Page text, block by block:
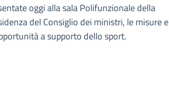
oggi alla sala Polifunzionale della
del Consiglio dei ministri, le misure e
a supporto dello sport.